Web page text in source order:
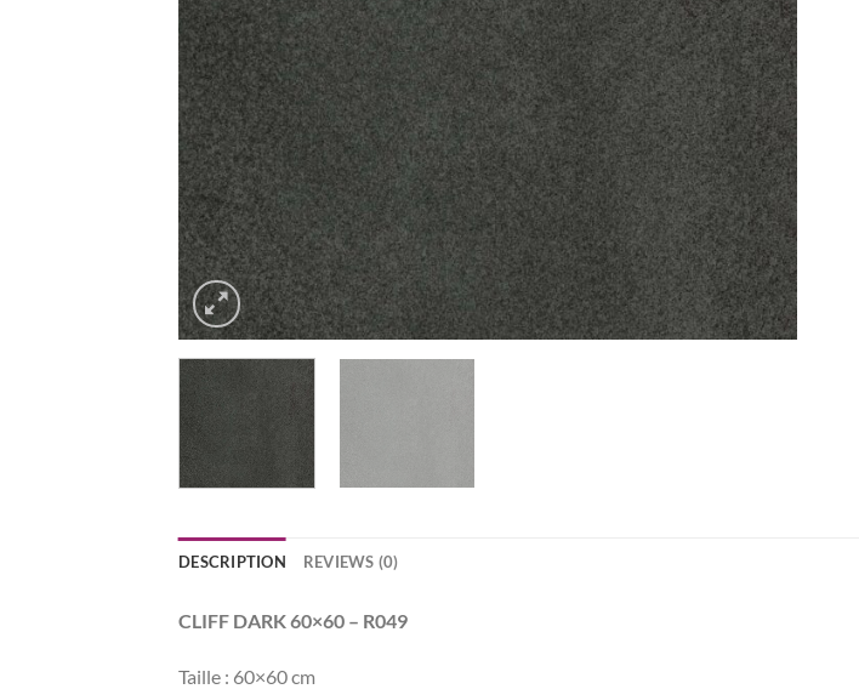
DESCRIPTION REVIEWS (0)
CLIFF DARK 60×60 – R049
Taille : 60×60 cm